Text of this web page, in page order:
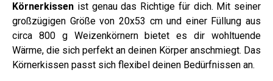
Körnerkissen ist genau das Richtige für dich. Mit seiner
großzügigen Größe von 20x53 cm und einer Füllung aus
circa 800 g Weizenkörnern bietet es dir wohltuende
Wärme, die sich perfekt an deinen Körper anschmiegt. Das
Körnerkissen passt sich flexibel deinen Bedürfnissen an.